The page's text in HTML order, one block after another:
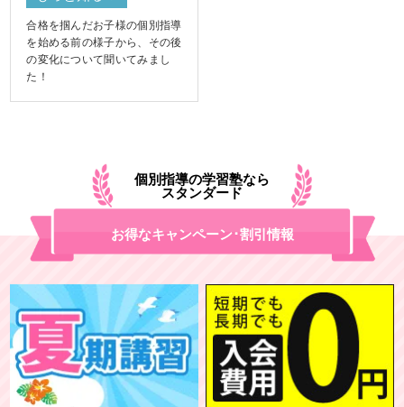
合格を掴んだお子様の個別指導
を始める前の様子から、その後
の変化について聞いてみまし
た！
個別指導の学習塾なら
スタンダード
お得なキャンペーン･割引情報